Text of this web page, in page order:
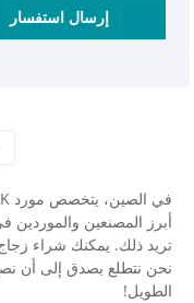
بجميع الزعماء للحضور
إرسال استفسار
أبرز المصنعين والموردين
تريد ذلك. يمكنك شراء
نحن نتطلع بصدق إلى أن
الطويل!